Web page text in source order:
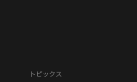
トピックス